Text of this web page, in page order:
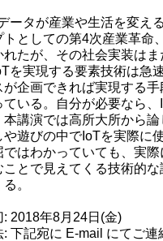
ータが産業や生活を変え
トとしての第4次産業革命
れたが、その社会実装はま
を実現する要素技術は急
が企画できれば実現する
ている。自分が必要なら
講演では高所大所から論
や遊びの中でIoTを実際に
はわかっていても、実
ことで見えてくる技術的
。
2018年8月24日(金)
下記宛に E-mail にてご連